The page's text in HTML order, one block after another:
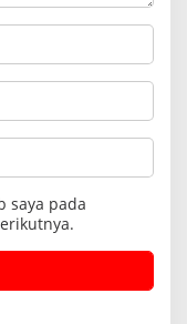
saya pada